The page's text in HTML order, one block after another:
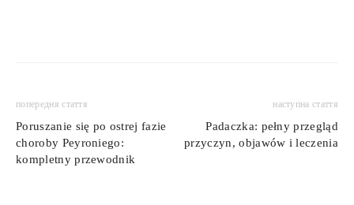
попередня стаття
Poruszanie się po ostrej fazie
choroby Peyroniego:
kompletny przewodnik
наступна стаття
Padaczka: pełny przegląd
przyczyn, objawów i leczenia